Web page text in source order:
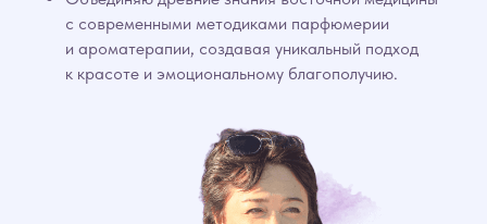
с современными методиками парфюмерии
и ароматерапии, создавая уникальный подход
к красоте и эмоциональному благополучию.